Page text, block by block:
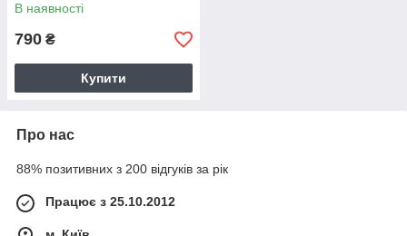
В наявності
790 ₴
Купити
Про нас
88% позитивних з 200 відгуків за рік
Працює з 25.10.2012